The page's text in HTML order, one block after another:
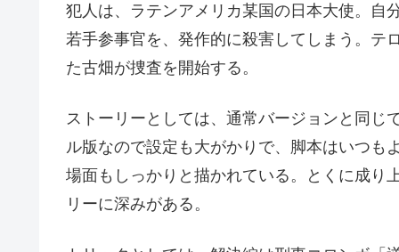
犯人は、ラテンアメリカ某国の日本大使。自
若手参事官を、発作的に殺害してしまう。テ
た古畑が捜査を開始する。
ストーリーとしては、通常バージョンと同じ
ル版なので設定も大がかりで、脚本はいつも
場面もしっかりと描かれている。とくに成り
リーに深みがある。